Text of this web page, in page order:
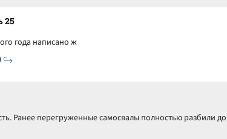
25
года написано ж
Ранее перегруженные самосвалы полностью разбили